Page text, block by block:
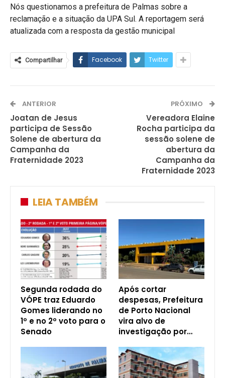
Nós questionamos a prefeitura de Palmas sobre a
reclamação e a situação da UPA Sul. A reportagem será
atualizada com a resposta da gestão municipal
Compartilhar Facebook Twitter
ANTERIOR
Joatan de Jesus
participa de Sessão
Solene de abertura da
Campanha da
Fraternidade 2023
PRÓXIMO
Vereadora Elaine
Rocha participa da
sessão solene de
abertura da
Campanha da
Fraternidade 2023
LEIA TAMBÉM
Segunda rodada do
VÓPE traz Eduardo
Gomes liderando no
1º e no 2º voto para o
Senado
Após cortar
despesas, Prefeitura
de Porto Nacional
vira alvo de
investigação por…